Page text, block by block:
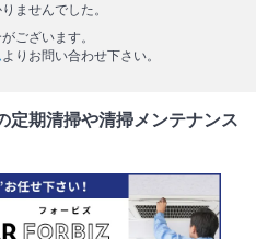
ませんでした。
ございます。
よりお問い合わせ下さい。
定期清掃や清掃メンテナンス